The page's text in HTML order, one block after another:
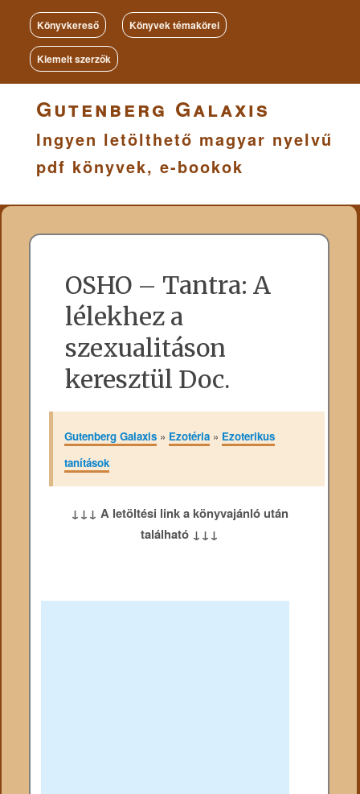
Könyvkereső Könyvek témakörei
Kiemelt szerzők
Gutenberg Galaxis
Ingyen letölthető magyar nyelvű
pdf könyvek, e-bookok
OSHO – Tantra: A
lélekhez a
szexualitáson
keresztül Doc.
Gutenberg Galaxis» Ezotéria» Ezoterikus
tanítások
↓↓↓ A letöltési link a könyvajánló után
található ↓↓↓